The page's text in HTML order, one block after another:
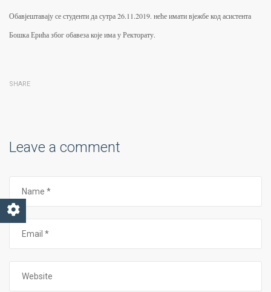
Обавјештавају се студенти да сутра 26.11.2019. неће имати вјежбе код асистента
Бошка Ерића због обавеза које има у Ректорату.
SHARE
Leave a comment